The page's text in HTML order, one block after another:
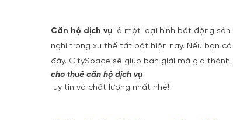
Căn hộ dịch vụ là một loại hình bất động
nghi trong xu thế tất bật hiện nay. Nếu bạn có
đây. CitySpace sẽ giúp bạn giải mã giá
cho thuê căn hộ dịch vụ
uy tín và chất lượng nhất nhé!